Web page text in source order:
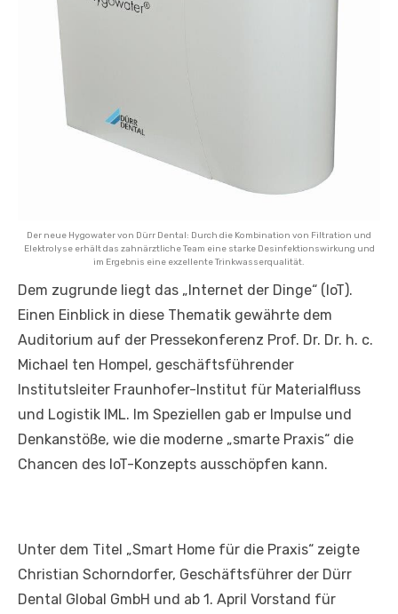
Der neue Hygowater von Dürr Dental: Durch die Kombination von Filtration und
Elektrolyse erhält das zahnärztliche Team eine starke Desinfektionswirkung und
im Ergebnis eine exzellente Trinkwasserqualität.
Dem zugrunde liegt das „Internet der Dinge“ (IoT).
Einen Einblick in diese Thematik gewährte dem
Auditorium auf der Pressekonferenz Prof. Dr. Dr. h. c.
Michael ten Hompel, geschäftsführender
Institutsleiter Fraunhofer-Institut für Materialfluss
und Logistik IML. Im Speziellen gab er Impulse und
Denkanstöße, wie die moderne „smarte Praxis“ die
Chancen des IoT-Konzepts ausschöpfen kann.
Unter dem Titel „Smart Home für die Praxis“ zeigte
Christian Schorndorfer, Geschäftsführer der Dürr
Dental Global GmbH und ab 1. April Vorstand für